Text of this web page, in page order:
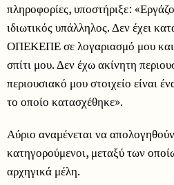
πληροφορίες, υποστήριξε:
ιδιωτικός υπάλληλος. Δεν έχει
ΟΠΕΚΕΠΕ σε λογαριασμό μου και
σπίτι μου. Δεν έχω ακίνητη
περιουσιακό μου στοιχείο είναι
το οποίο κατασχέθηκε».
Αύριο αναμένεται να
κατηγορούμενοι, μεταξύ των
αρχηγικά μέλη.